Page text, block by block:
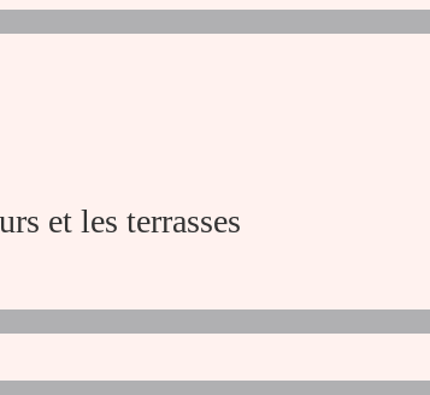
et les terrasses